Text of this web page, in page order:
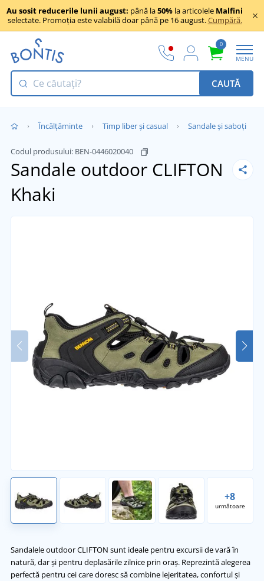
Au sosit reducerile lunii august: până la50% la articolele Malfini
selectate. Promoția este valabilă doar până pe 16 august.Cumpără.
0
MENU
CAUTĂ
Încălţăminte Timp liber și casual Sandale și saboți
Codul produsului: BEN-0446020040
Sandale outdoor CLIFTON
Khaki
+8
următoare
Sandalele outdoor CLIFTON sunt ideale pentru excursii de vară în
natură, dar și pentru deplasările zilnice prin oraș. Reprezintă alegerea
perfectă pentru cei care doresc să combine lejeritatea, confortul și